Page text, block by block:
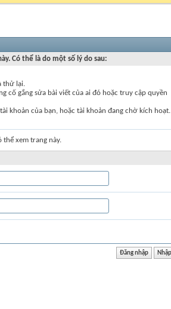
Có thể là do một số lý do sau:
thử lại.
cố gắng sửa bài viết của ai đó hoặc truy cập quyền
khoản của bạn, hoặc tài khoản đang chờ kích hoạt.
xem trang này.